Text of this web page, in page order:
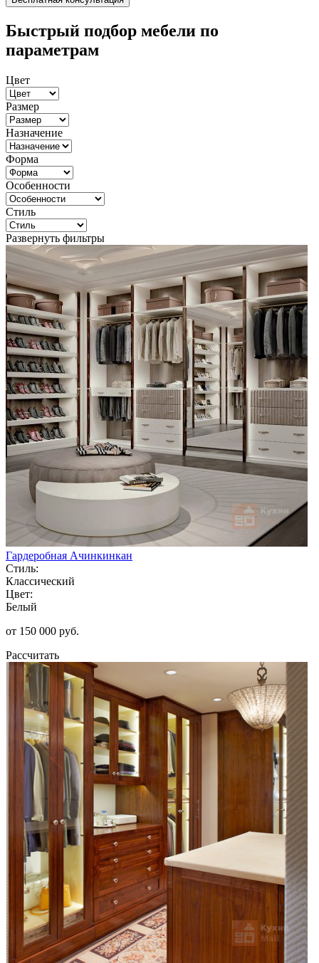
Быстрый подбор мебели по
параметрам
Цвет
Размер
Назначение
Форма
Особенности
Стиль
Развернуть фильтры
Гардеробная Ачинкинкан
Стиль:
Классический
Цвет:
Белый
от 150 000 руб.
Рассчитать